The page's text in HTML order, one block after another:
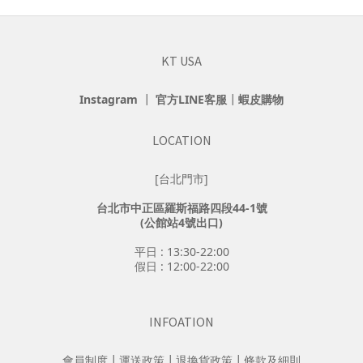
KT USA
Instagram ┃ 官方LINE客服 ┃ 蝦皮購物
LOCATION
[台北門市]
台北市中正區羅斯福路四段44-1號
(公館站4號出口)
平日 : 13:30-22:00
假日 : 12:00-22:00
INFOATION